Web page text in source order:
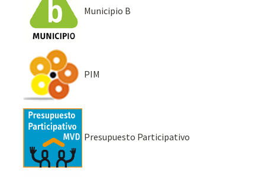
Municipio B
PIM
Presupuesto Participativo